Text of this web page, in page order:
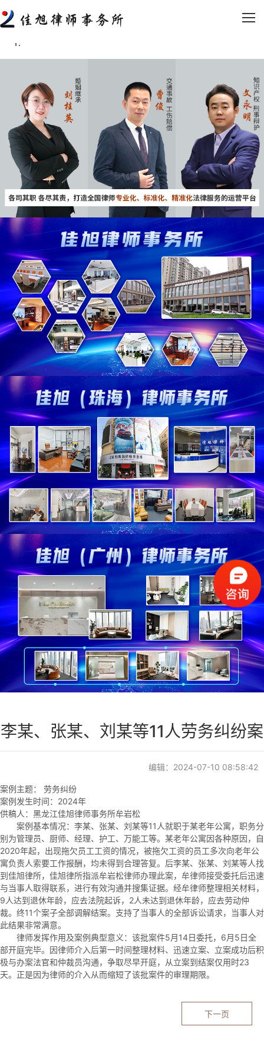
李某、张某、刘某等11人劳务纠纷案
编辑：2024-07-10 08:58:42
案例主题： 劳务纠纷
案例发生时间：2024年
供稿人：黑龙江佳旭律师事务所牟岩松
案例基本情况：李某、张某、刘某等11人就职于某老年公寓，职务分
别为管理员、厨师、经理、护工、万能工等。某老年公寓因各种原因，自
2020年起，出现拖欠员工工资的情况，被拖欠工资的员工多次向老年公
寓负责人索要工作报酬，均未得到合理答复。后李某、张某、刘某等人找
到佳旭律所，佳旭律所指派牟岩松律师办理此案，牟律师接受委托后迅速
与当事人取得联系，进行有效沟通并搜集证据。经牟律师整理相关材料，
9人达到退休年龄，应去法院起诉，2人未达到退休年龄，应去劳动仲
裁。终11个案子全部调解结案。支持了当事人的全部诉讼请求，当事人对
此结果非常满意。
律师发挥作用及案例典型意义：该批案件5月14日委托，6月5日全
部开庭完毕。因律师介入后第一时间整理材料、迅速立案、立案成功后积
极与办案法官和仲裁员沟通，争取尽早开庭，从立案到结案仅用时23
天。正是因为律师的介入从而缩短了该批案件的审理期限。
下一页